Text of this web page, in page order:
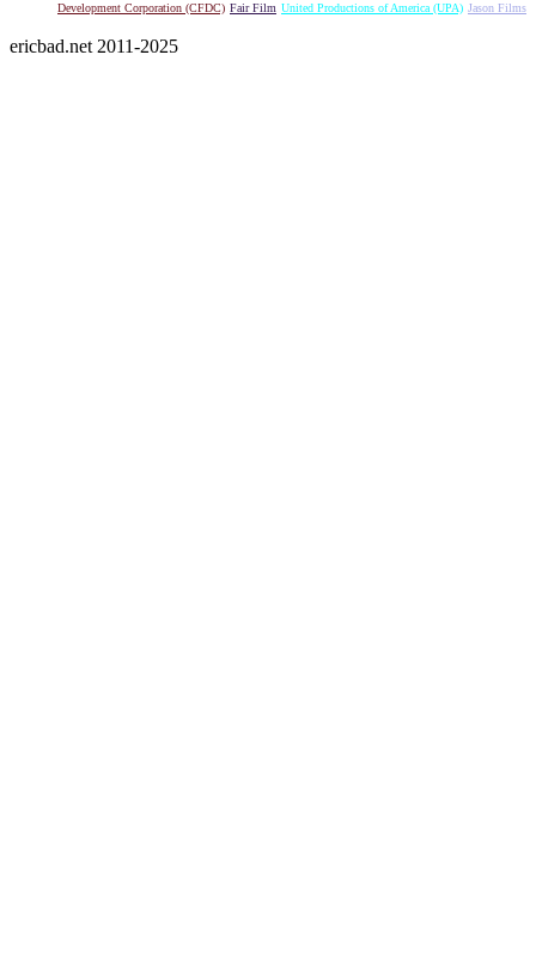
Development Corporation (CFDC) Fair Film United Productions of America (UPA) Jason Films
ericbad.net 2011-2025